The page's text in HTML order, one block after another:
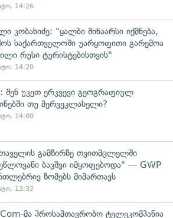
14:26
კობახიძე: "ყალბი შინაარსი იქმნება,
საქართველოში უარყოფითი გარემოა
რუსი ტურისტებისთვის"
14:20
შენ უკეთ ერკვევი გეოგრაფიულ
თუ მერვეკლასელი?
14:00
გამზირზე თვითმცლელში
ბავშვი იმყოფებოდა" — GWP
ზომებს მიმართავს
13:32
მა პროსამთავრობო ტელეკომპანია